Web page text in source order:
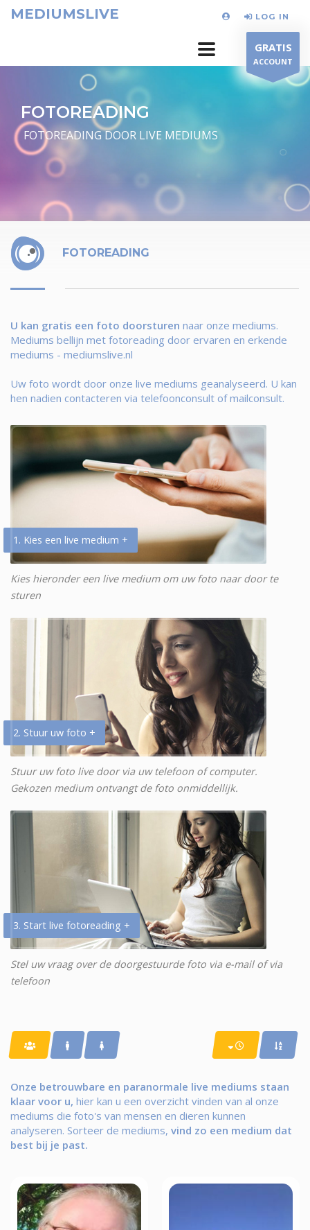
MEDIUMSLIVE LOG IN
GRATIS
ACCOUNT
FOTOREADING
FOTOREADING DOOR LIVE MEDIUMS
FOTOREADING
U kan gratis een foto doorsturen naar onze mediums.
Mediums bellijn met fotoreading door ervaren en erkende
mediums - mediumslive.nl
Uw foto wordt door onze live mediums geanalyseerd. U kan
hen nadien contacteren via telefoonconsult of mailconsult.
1. Kies een live medium +
Kies hieronder een live medium om uw foto naar door te
sturen
2. Stuur uw foto +
Stuur uw foto live door via uw telefoon of computer.
Gekozen medium ontvangt de foto onmiddellijk.
3. Start live fotoreading +
Stel uw vraag over de doorgestuurde foto via e-mail of via
telefoon
Onze betrouwbare en paranormale live mediums staan
klaar voor u, hier kan u een overzicht vinden van al onze
mediums die foto's van mensen en dieren kunnen
analyseren. Sorteer de mediums, vind zo een medium dat
best bij je past.